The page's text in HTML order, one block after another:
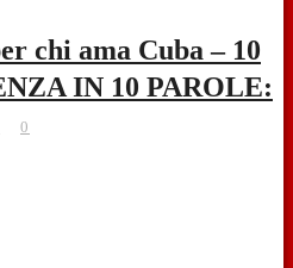
chi ama Cuba – 10
IN 10 PAROLE:
0